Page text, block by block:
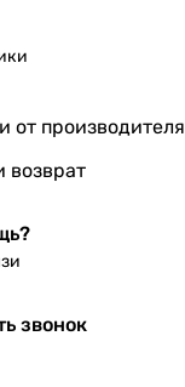
от производителя
возврат
звонок